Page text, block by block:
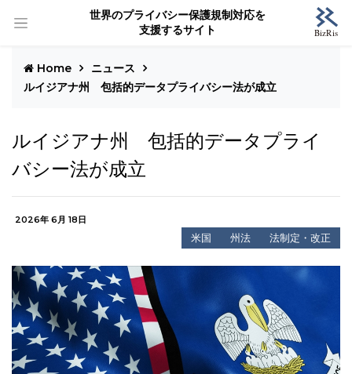
世界のプライバシー保護規制対応を
支援するサイト
Home
ニュース
ルイジアナ州 包括的データプライバシー法が成立
ルイジアナ州 包括的データプライ
バシー法が成立
2026年 6月 18日
米国 州法 法制定・改正